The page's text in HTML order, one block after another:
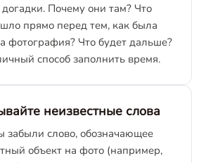
Почему они там? Что
прямо перед тем, как была
фотография? Что будет дальше?
способ заполнить время.
неизвестные слова
забыли слово, обозначающее
объект на фото (например,